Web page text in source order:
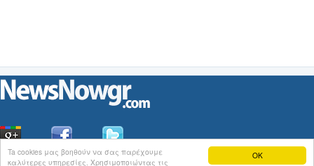
OK
Ta cookies μας βοηθούν να σας παρέχουμε
καλύτερες υπηρεσίες. Χρησιμοποιώντας τις